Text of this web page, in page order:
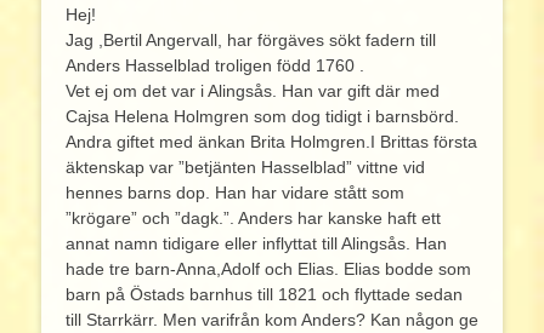
Hej!
Jag ,Bertil Angervall, har förgäves sökt fadern till
Anders Hasselblad troligen född 1760 .
Vet ej om det var i Alingsås. Han var gift där med
Cajsa Helena Holmgren som dog tidigt i barnsbörd.
Andra giftet med änkan Brita Holmgren.I Brittas första
äktenskap var ”betjänten Hasselblad” vittne vid
hennes barns dop. Han har vidare stått som
”krögare” och ”dagk.”. Anders har kanske haft ett
annat namn tidigare eller inflyttat till Alingsås. Han
hade tre barn-Anna,Adolf och Elias. Elias bodde som
barn på Östads barnhus till 1821 och flyttade sedan
till Starrkärr. Men varifrån kom Anders? Kan någon ge